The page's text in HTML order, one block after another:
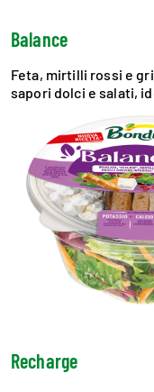
Balance
Feta, mirtilli rossi e
sapori dolci e salati,
Recharge